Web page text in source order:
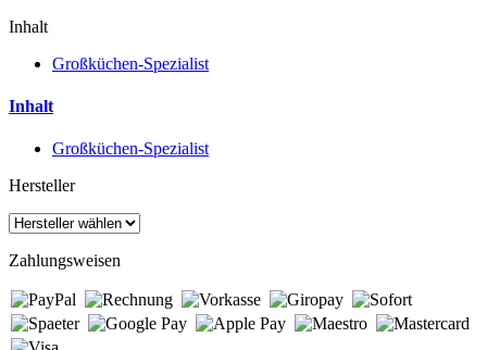
Inhalt
Großküchen-Spezialist
Inhalt
Großküchen-Spezialist
Hersteller
Zahlungsweisen